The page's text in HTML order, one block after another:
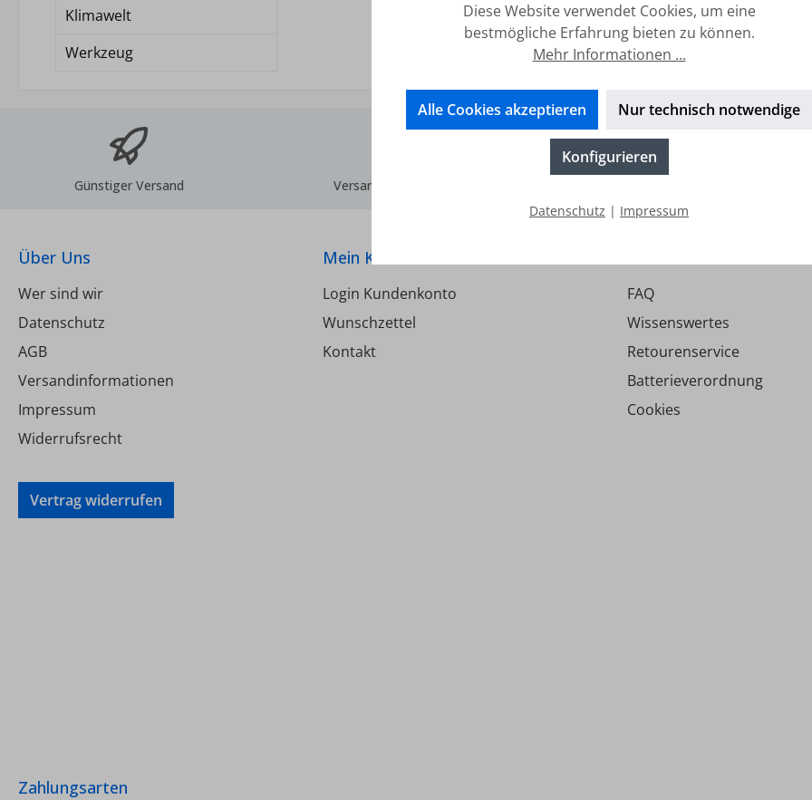
Klimawelt
Werkzeug
Günstiger Versand Versand innerhalb von 24h
Über Uns
Wer sind wir
Datenschutz
AGB
Versandinformationen
Impressum
Widerrufsrecht
Vertrag widerrufen
Mein Konto
Login Kundenkonto
Wunschzettel
Kontakt
FAQ
Wissenswertes
Retourenservice
Batterieverordnung
Cookies
Zahlungsarten
Diese Website verwendet Cookies, um eine
bestmögliche Erfahrung bieten zu können.
Mehr Informationen ...
Alle Cookies akzeptieren Nur technisch notwendige
Konfigurieren
Datenschutz | Impressum